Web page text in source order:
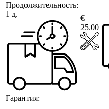
Продолжительность:
1 д.
Гарантия:
€
25.00